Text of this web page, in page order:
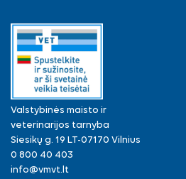
Valstybinės maisto ir
veterinarijos tarnyba
Siesikų g. 19 LT-07170 Vilnius
0 800 40 403
info@vmvt.lt